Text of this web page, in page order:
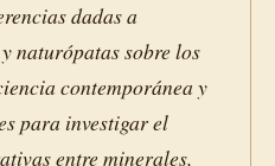
dadas a
naturópatas sobre los
contemporánea y
para investigar el
entre minerales,